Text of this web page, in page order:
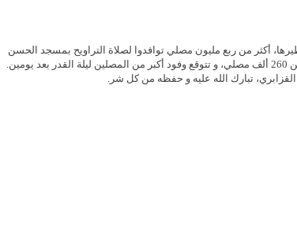
أكثر من ربع مليون مصلي توافدوا لصلاة التراويح بمسجد الحسن
تبارك الله عليه و حفظه من كل شر.